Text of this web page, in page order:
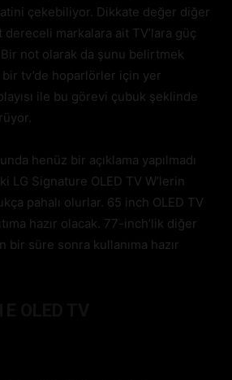
çekebiliyor. Dikkate değer diğer
markalara ait TV’lara güç
Bir not olarak da şunu belirtmek
tv’de hoparlörler için yer
ile bu görevi çubuk şeklinde
henüz bir açıklama yapılmadı
LG Signature OLED TV W’lerin
pahalı olurlar. 65 inch OLED TV
hazır olacak. 77-inch’lik diğer
bir süre sonra kullanıma hazır